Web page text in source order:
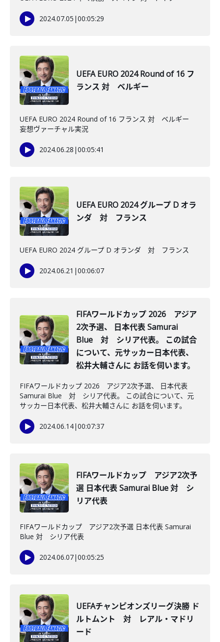
2024.07.05 |00:05:29
UEFA EURO 2024 Round of 16 フ
ランス 対 ベルギー
UEFA EURO 2024 Round of 16 フランス 対 ベルギー
妄想ヴァーチャル実況
2024.06.28 |00:05:41
UEFA EURO 2024 グループ D オラ
ンダ 対 フランス
UEFA EURO 2024 グループ D オランダ 対 フランス
2024.06.21 |00:06:07
FIFAワールドカップ 2026 アジア
2次予選、 日本代表 Samurai
Blue 対 シリア代表。 この試合
について、元サッカー日本代表、
松井大輔さんに お話を伺います。
FIFAワールドカップ 2026 アジア2次予選、 日本代表
Samurai Blue 対 シリア代表。 この試合について、元
サッカー日本代表、松井大輔さんに お話を伺います。
2024.06.14|00:07:37
FIFAワールドカップ アジア2次予
選 日本代表 Samurai Blue 対 シ
リア代表
FIFAワールドカップ アジア2次予選 日本代表 Samurai
Blue 対 シリア代表
2024.06.07|00:05:25
UEFAチャンピオンズリーグ決勝 ド
ルトムント 対 レアル・マドリ
ード